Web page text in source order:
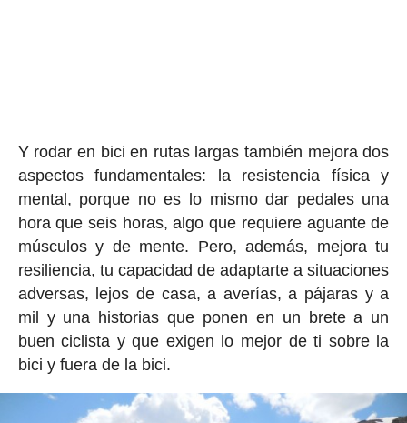
Y rodar en bici en rutas largas también mejora dos
aspectos fundamentales: la resistencia física y
mental, porque no es lo mismo dar pedales una
hora que seis horas, algo que requiere aguante de
músculos y de mente. Pero, además, mejora tu
resiliencia, tu capacidad de adaptarte a situaciones
adversas, lejos de casa, a averías, a pájaras y a
mil y una historias que ponen en un brete a un
buen ciclista y que exigen lo mejor de ti sobre la
bici y fuera de la bici.